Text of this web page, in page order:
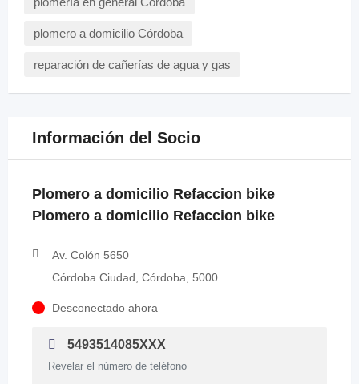
plomero a domicilio Córdoba
reparación de cañerías de agua y gas
Información del Socio
Plomero a domicilio Refaccion bike
Plomero a domicilio Refaccion bike
Av. Colón 5650
Córdoba Ciudad, Córdoba, 5000
Desconectado ahora
5493514085XXX
Revelar el número de teléfono